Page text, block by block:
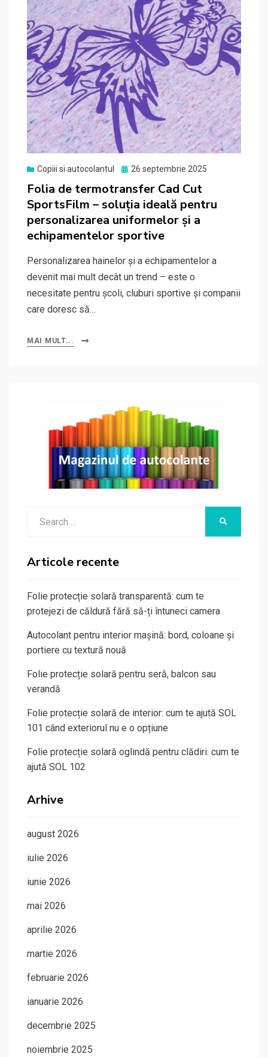
Copiii si autocolantul
Posted
26 septembrie 2025
Folia de termotransfer Cad Cut
SportsFilm – soluția ideală pentru
personalizarea uniformelor și a
echipamentelor sportive
Personalizarea hainelor și a echipamentelor a
devenit mai mult decât un trend – este o
necesitate pentru școli, cluburi sportive și companii
care doresc să…
MAI MULT...
Articole recente
Folie protecție solară transparentă: cum te
protejezi de căldură fără să-ți întuneci camera
Autocolant pentru interior mașină: bord, coloane și
portiere cu textură nouă
Folie protecție solară pentru seră, balcon sau
verandă
Folie protecție solară de interior: cum te ajută SOL
101 când exteriorul nu e o opțiune
Folie protecție solară oglindă pentru clădiri: cum te
ajută SOL 102
Arhive
august 2026
iulie 2026
iunie 2026
mai 2026
aprilie 2026
martie 2026
februarie 2026
ianuarie 2026
decembrie 2025
noiembrie 2025